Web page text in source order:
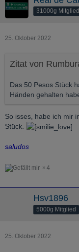
31000g Mitglied
25. Oktober 2022
Zitat von
Das 50 Pesos Stück
Händen gehalten
So isses, habe ich mir
Stück.
saludos
4
Hsv1896
5000g Mitglied
25. Oktober 2022